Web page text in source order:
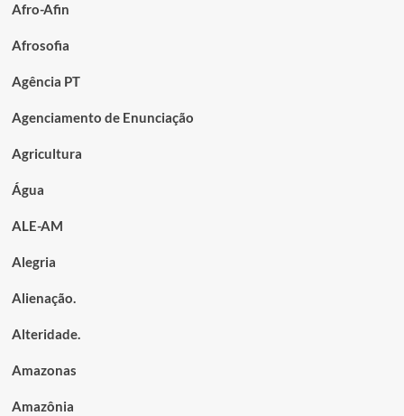
Afro-Afin
Afrosofia
Agência PT
Agenciamento de Enunciação
Agricultura
Água
ALE-AM
Alegria
Alienação.
Alteridade.
Amazonas
Amazônia